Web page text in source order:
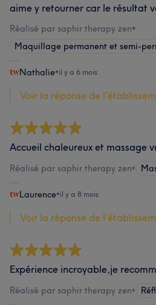
aime y retourner car le résultat
Réalisé par saphir therapy zen•
Maquillage permanent et semi-
Nathalie•il y a 6 mois
Voir la réponse de
Accueil chaleureux et massage
Réalisé par saphir therapy zen•
Laurence•il y a 8 mois
Voir la réponse de
Expérience incroyable,je
Réalisé par saphir therapy zen•